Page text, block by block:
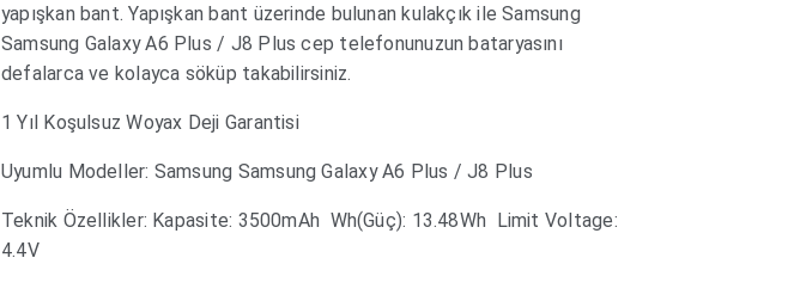
yapışkan bant. Yapışkan bant üzerinde bulunan kulakçık ile Samsung
Samsung Galaxy A6 Plus / J8 Plus cep telefonunuzun bataryasını
defalarca ve kolayca söküp takabilirsiniz.
1 Yıl Koşulsuz Woyax Deji Garantisi
Uyumlu Modeller: Samsung Samsung Galaxy A6 Plus / J8 Plus
Teknik Özellikler: Kapasite: 3500mAh Wh(Güç): 13.48Wh Limit Voltage:
4.4V